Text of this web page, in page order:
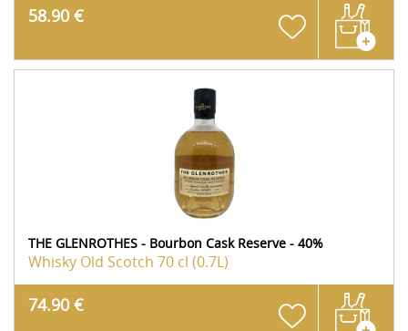
58.90 €
THE GLENROTHES - Bourbon Cask Reserve - 40%
Whisky Old Scotch 70 cl (0.7L)
74.90 €